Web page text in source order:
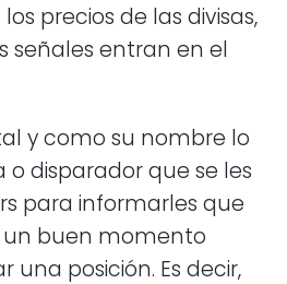
precios de las divisas,
señales entran en el
y como su nombre lo
disparador que se les
para informarles que
buen momento
una posición. Es decir,